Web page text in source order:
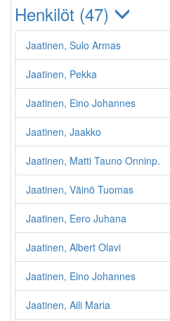
Henkilöt (47)
Jaatinen, Sulo Armas
Jaatinen, Pekka
Jaatinen, Eino Johannes
Jaatinen, Jaakko
Jaatinen, Matti Tauno Onninp.
Jaatinen, Väinö Tuomas
Jaatinen, Eero Juhana
Jaatinen, Albert Olavi
Jaatinen, Eino Johannes
Jaatinen, Aili Maria